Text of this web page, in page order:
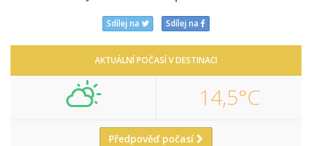
Sdílej na Sdílej na
AKTUÁLNÍ POČASÍ V DESTINACI
14,5°C
Předpověď počasí